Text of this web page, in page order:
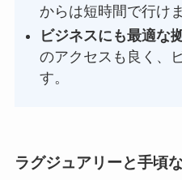
からは短時間で行けま
ビジネスにも最適な
のアクセスも良く、
す。
ラグジュアリーと手頃